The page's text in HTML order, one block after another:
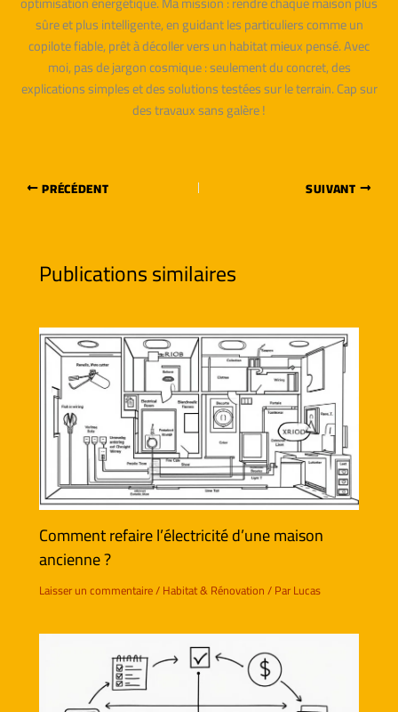
sûre et plus intelligente, en guidant les particuliers comme un
copilote fiable, prêt à décoller vers un habitat mieux pensé. Avec
moi, pas de jargon cosmique : seulement du concret, des
explications simples et des solutions testées sur le terrain. Cap sur
des travaux sans galère !
PRÉCÉDENT SUIVANT
Publications similaires
Comment refaire l’électricité d’une maison
ancienne ?
Laisser un commentaire/Habitat & Rénovation/ ParLucas